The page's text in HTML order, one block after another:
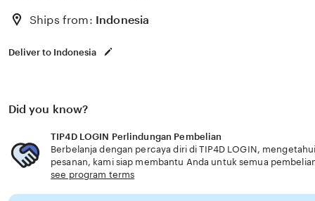
Ships from: Indonesia
Deliver to Indonesia
Did you know?
TIP4D LOGIN Perlindungan Pembelian
Berbelanja dengan percaya diri di TIP4D LOGIN,
pesanan, kami siap membantu Anda untuk semua
see program terms